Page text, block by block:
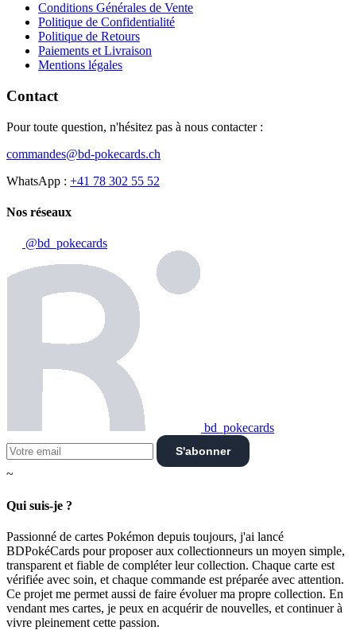
Conditions Générales de Vente
Politique de Confidentialité
Politique de Retours
Paiements et Livraison
Mentions légales
Contact
Pour toute question, n'hésitez pas à nous contacter :
commandes@bd-pokecards.ch
WhatsApp : +41 78 302 55 52
Nos réseaux
@bd_pokecards
bd_pokecards
S'abonner
~
Qui suis-je ?
Passionné de cartes Pokémon depuis toujours, j'ai lancé
BDPokéCards pour proposer aux collectionneurs un moyen simple,
transparent et fiable de compléter leur collection. Chaque carte est
vérifiée avec soin, et chaque commande est préparée avec attention.
Ce projet me permet aussi de faire évoluer ma propre collection. En
vendant mes cartes, je peux en acquérir de nouvelles, et continuer à
vivre pleinement cette passion.